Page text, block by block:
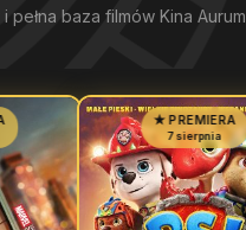
pełna baza filmów Kina Aurum
★ PREMIERA
7 sierpnia